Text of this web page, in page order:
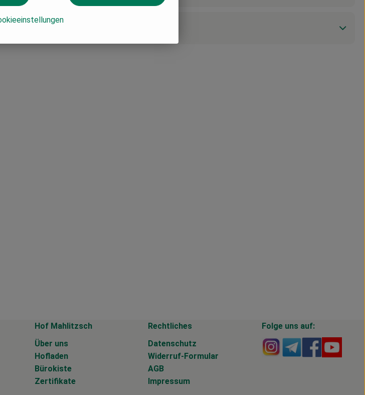
Hof Mahlitzsch
Über uns
Hofladen
Bürokiste
Zertifikate
Rechtliches
Datenschutz
Widerruf-Formular
AGB
Impressum
Folge uns auf:
Externer Link zu
Externer Link
Externer